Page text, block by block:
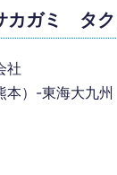
カガミ タ
社
本）-東海大九州